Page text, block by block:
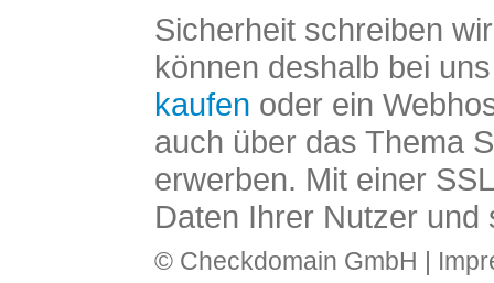
Sicherheit schreiben
können deshalb bei
kaufen oder ein
auch über das Thema
erwerben. Mit einer
Daten Ihrer Nutzer und
© Checkdomain GmbH |